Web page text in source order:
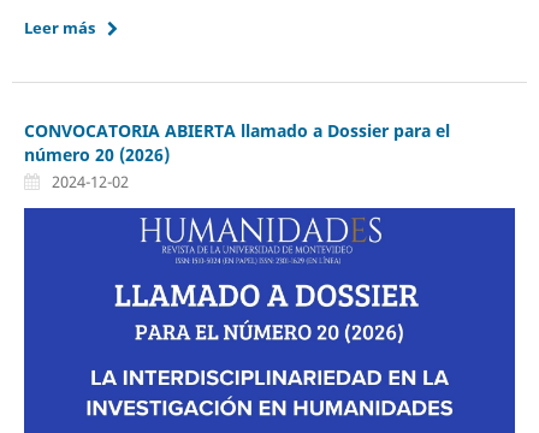
Leer más
CONVOCATORIA ABIERTA llamado a Dossier para el
número 20 (2026)
2024-12-02